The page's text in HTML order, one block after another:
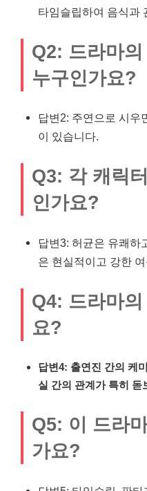
타임슬립하여 음식과
Q2: 드라마
누구인가요?
답변2: 주연으로 시우
이 있습니다.
Q3: 각 캐릭
인가요?
답변3: 허균은 유쾌하
은 현실적이고 강한
Q4: 드라마
요?
답변4: 출연진 간의 케
실 간의 관계가 특히 돋
Q5: 이 드라
가요?